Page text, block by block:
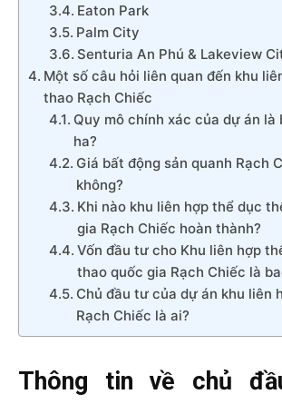
Eaton Park
Palm City
Senturia An Phú & Lakeview
Một số câu hỏi liên quan đến khu
thao Rạch Chiếc
Quy mô chính xác của dự án là
ha?
Giá bất động sản quanh Rạch
không?
Khi nào khu liên hợp thể dục
gia Rạch Chiếc hoàn thành?
Vốn đầu tư cho Khu liên hợp
thao quốc gia Rạch Chiếc là
Chủ đầu tư của dự án khu liên
Rạch Chiếc là ai?
Thông tin về chủ